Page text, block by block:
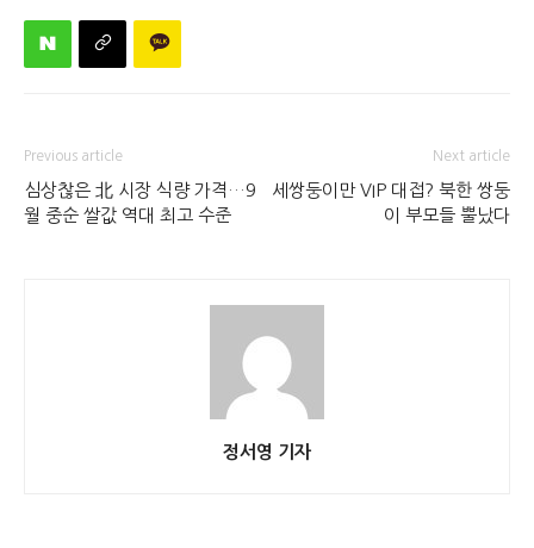
Previous article
심상찮은 北 시장 식량 가격…9
월 중순 쌀값 역대 최고 수준
Next article
세쌍둥이만 VIP 대접? 북한 쌍둥
이 부모들 뿔났다
정서영 기자